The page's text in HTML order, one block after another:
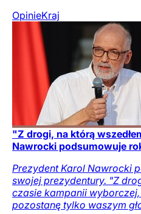
OpinieKraj
"Z drogi, na którą
Nawrocki podsumowuje
Prezydent Karol Nawrocki
swojej prezydentury. "Z
czasie kampanii
pozostanę tylko waszym